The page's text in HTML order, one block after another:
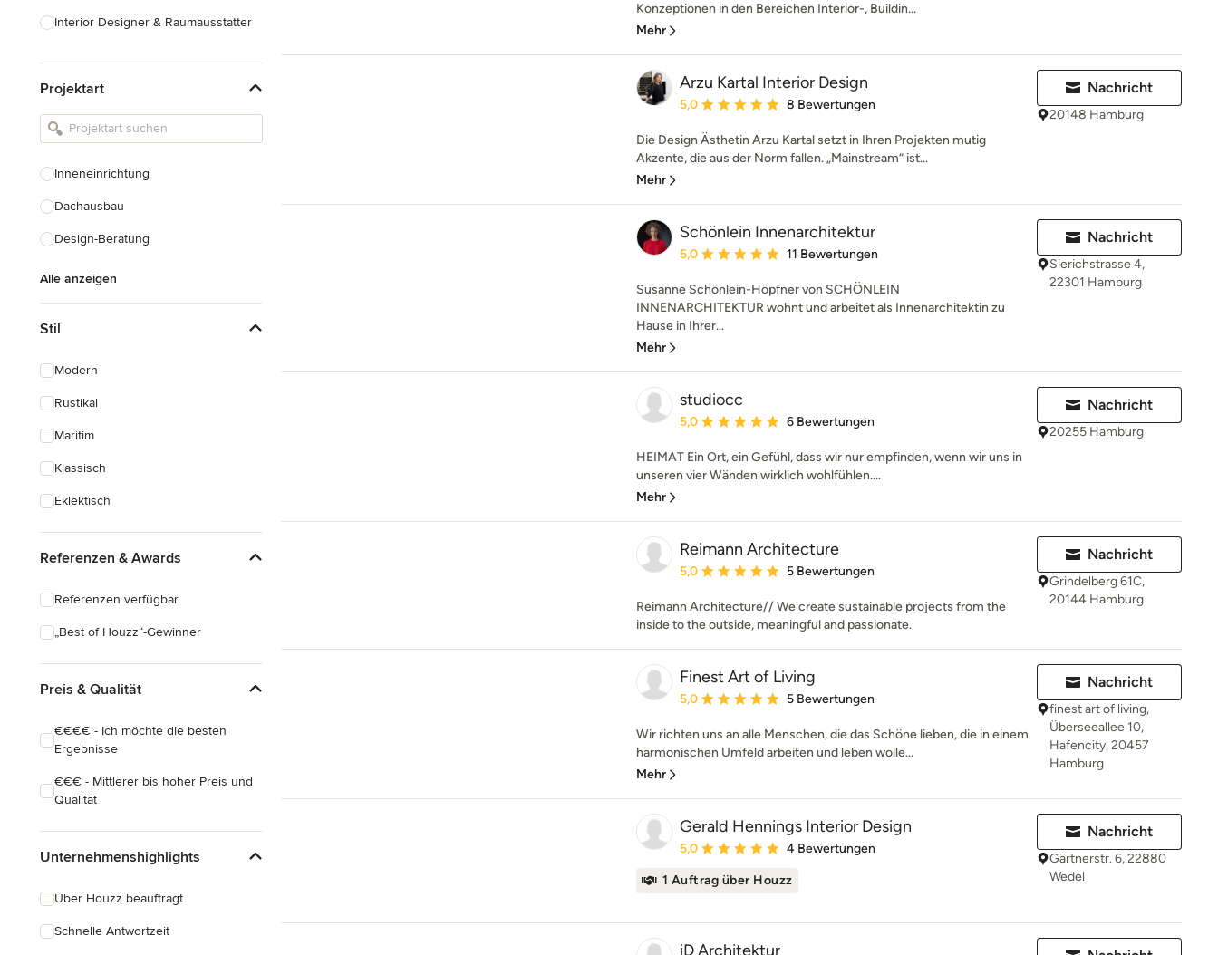
Interior Designer & Raumausstatter
Landschaftsarchitekten
Armaturen & Sanitärbedarf
Einbauschränke
Projektart
Inneneinrichtung
Dachausbau
Design-Beratung
Alle anzeigen
Stil
Modern
Rustikal
Maritim
Klassisch
Eklektisch
Referenzen & Awards
Referenzen verfügbar
„Best of Houzz“-Gewinner
Preis & Qualität
€€€€ - Ich möchte die besten
Ergebnisse
€€€ - Mittlerer bis hoher Preis und
Qualität
Unternehmenshighlights
Über Houzz beauftragt
Schnelle Antwortzeit
Konzeptionen in den Bereichen Interior-, Buildin...
Mehr
Arzu Kartal Interior Design
Durchschnittliche Bewertung: 5 von 5 Sternen
5,0 8 Bewertungen
Die Design Ästhetin Arzu Kartal setzt in Ihren Projekten mutig
Akzente, die aus der Norm fallen. „Mainstream“ ist...
Mehr
Nachricht
20148 Hamburg
Schönlein Innenarchitektur
Durchschnittliche Bewertung: 5 von 5 Sternen
5,0 11 Bewertungen
Susanne Schönlein-Höpfner von SCHÖNLEIN
INNENARCHITEKTUR wohnt und arbeitet als Innenarchitektin zu
Hause in Ihrer...
Mehr
Nachricht
Sierichstrasse 4,
22301 Hamburg
studiocc
Durchschnittliche Bewertung: 5 von 5 Sternen
5,0 6 Bewertungen
HEIMAT Ein Ort, ein Gefühl, dass wir nur empfinden, wenn wir uns in
unseren vier Wänden wirklich wohlfühlen....
Mehr
Nachricht
20255 Hamburg
Reimann Architecture
Durchschnittliche Bewertung: 5 von 5 Sternen
5,0 5 Bewertungen
Reimann Architecture// We create sustainable projects from the
inside to the outside, meaningful and passionate.
Nachricht
Grindelberg 61C,
20144 Hamburg
Finest Art of Living
Durchschnittliche Bewertung: 5 von 5 Sternen
5,0 5 Bewertungen
Wir richten uns an alle Menschen, die das Schöne lieben, die in einem
harmonischen Umfeld arbeiten und leben wolle...
Mehr
Nachricht
finest art of living,
Überseeallee 10,
Hafencity, 20457
Hamburg
Gerald Hennings Interior Design
Durchschnittliche Bewertung: 5 von 5 Sternen
5,0 4 Bewertungen
1 Auftrag über Houzz
Nachricht
Gärtnerstr. 6, 22880
Wedel
iD Architektur